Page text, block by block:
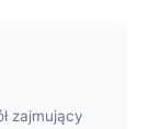
zajmujący